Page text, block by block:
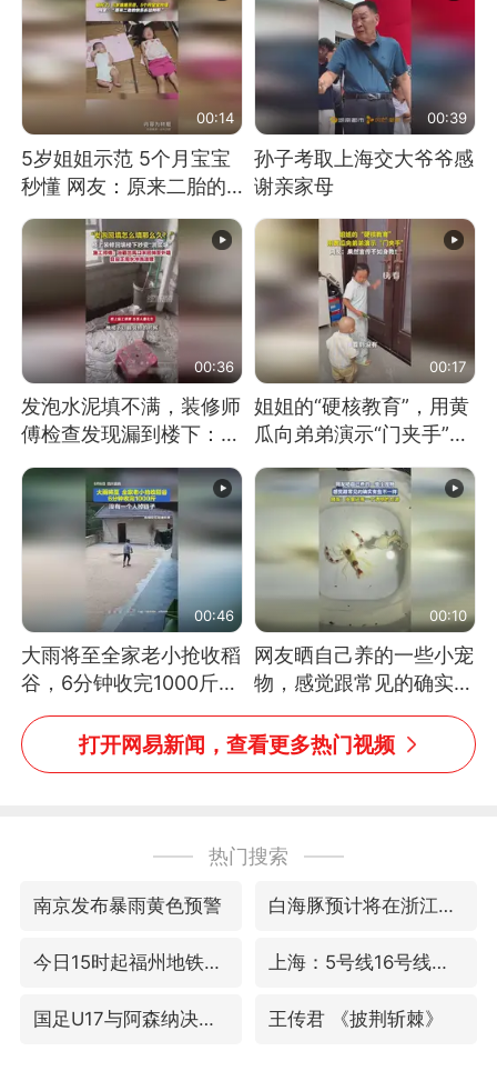
00:14
5岁姐姐示范 5个月宝宝
秒懂 网友：原来二胎的
快乐长这样
00:39
孙子考取上海交大爷爷感
谢亲家母
00:36
发泡水泥填不满，装修师
傅检查发现漏到楼下：出
风口未延伸到外墙
00:17
姐姐的“硬核教育”，用黄
瓜向弟弟演示“门夹手”，
网友：果然言传不如身
教！
00:46
大雨将至全家老小抢收稻
谷，6分钟收完1000斤，
没有一个人掉链子
00:10
网友晒自己养的一些小宠
物，感觉跟常见的确实有
些不一样
打开网易新闻，查看更多热门视频
热门搜索
南京发布暴雨黄色预警 白海豚预计将在浙江苍南到三门一带登陆
今日15时起福州地铁高架区段停运 上海：5号线16号线浦江线全线停运
国足U17与阿森纳决赛取消 并列冠军 王传君 《披荆斩棘》